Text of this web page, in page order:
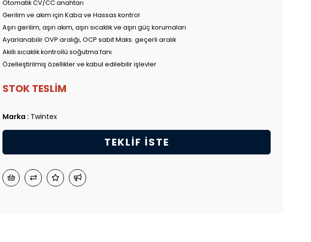
Otomatik CV/CC anahtarı
Gerilim ve akım için Kaba ve Hassas kontrol
Aşırı gerilim, aşırı akım, aşırı sıcaklık ve aşırı güç korumaları
Ayarlanabilir OVP aralığı, OCP sabit Maks. geçerli aralık
Akıllı sıcaklık kontrollü soğutma fanı
Özelleştirilmiş özellikler ve kabul edilebilir işlevler
STOK TESLİM
Marka : Twintex
TEKLIF İSTE